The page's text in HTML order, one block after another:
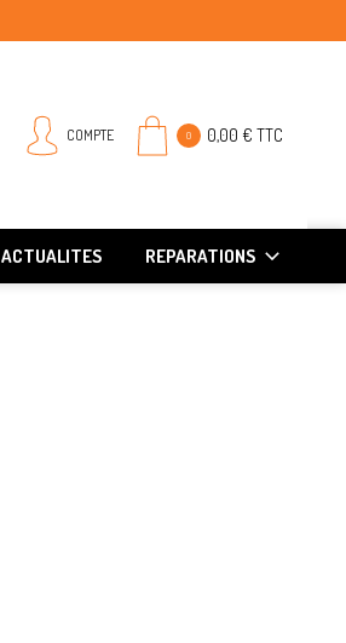
COMPTE 0 0,00 € TTC
ACTUALITES REPARATIONS